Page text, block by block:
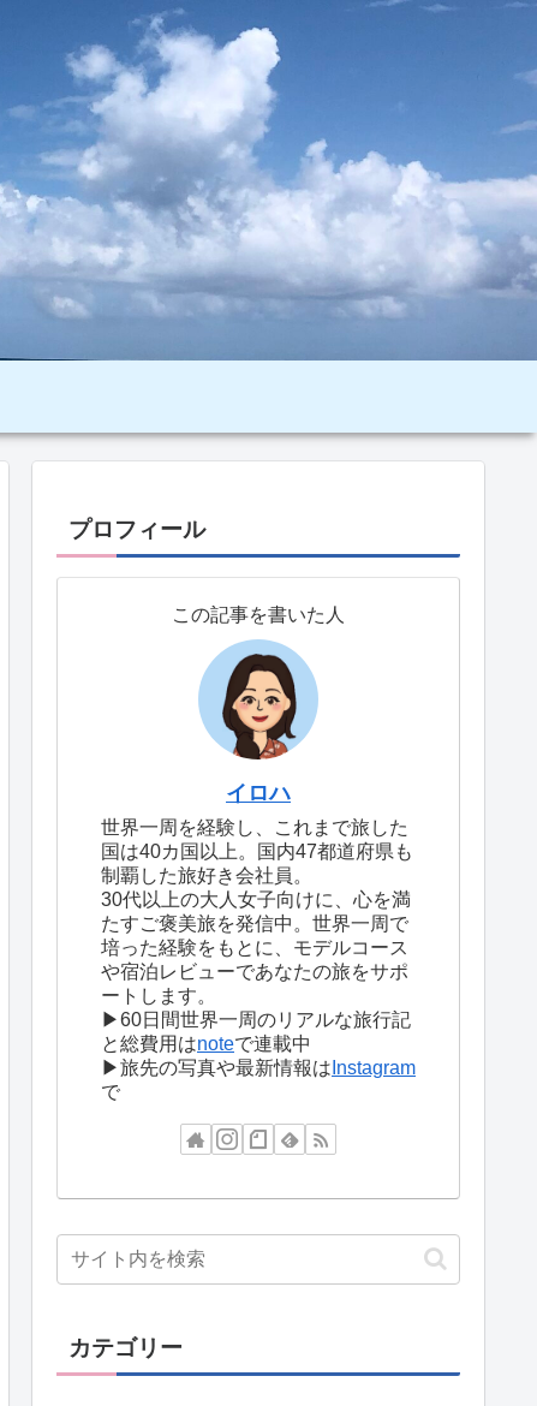
プロフィール
この記事を書いた人
イロハ
世界一周を経験し、これまで旅した
国は40カ国以上。国内47都道府県も
制覇した旅好き会社員。
30代以上の大人女子向けに、心を満
たすご褒美旅を発信中。世界一周で
培った経験をもとに、モデルコース
や宿泊レビューであなたの旅をサポ
ートします。
▶60日間世界一周のリアルな旅行記
と総費用はnoteで連載中
▶旅先の写真や最新情報は Instagram
で
カテゴリー